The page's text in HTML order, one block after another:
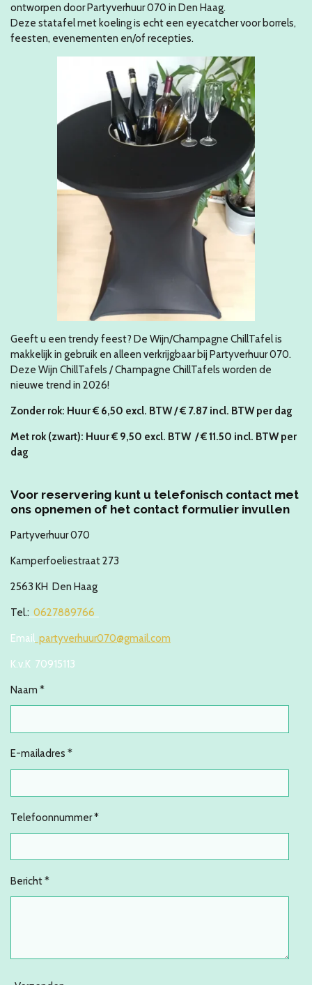
ontworpen door Partyverhuur 070 in Den Haag.
Deze statafel met koeling is echt een eyecatcher voor borrels,
feesten, evenementen en/of recepties.
Geeft u een trendy feest? De Wijn/Champagne ChillTafel is
makkelijk in gebruik en alleen verkrijgbaar bij Partyverhuur 070.
Deze Wijn ChillTafels / Champagne ChillTafels worden de
nieuwe trend in 2026!
Zonder rok: Huur€ 6,50 excl. BTW /€ 7.87 incl. BTWper dag
Met rok (zwart): Huur € 9,50 excl. BTW / € 11.50 incl. BTW per
dag
Voor reservering kunt u telefonisch contact met
ons opnemen of het contact formulier invullen
Partyverhuur 070
Kamperfoeliestraat 273
2563 KH Den Haag
Tel.: 0627889766
Email partyverhuur070@gmail.com
K.v.K 70915113
Naam *
E-mailadres *
Telefoonnummer *
Bericht *